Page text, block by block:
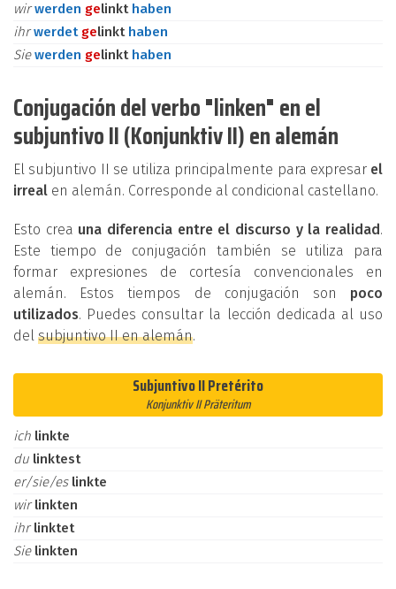
wirwerden gelinkt haben
ihrwerdet gelinkt haben
Siewerden gelinkt haben
Conjugación del verbo "linken" en el
subjuntivo II (Konjunktiv II) en alemán
El subjuntivo II se utiliza principalmente para expresar el
irreal en alemán. Corresponde al condicional castellano.
Esto crea una diferencia entre el discurso y la realidad.
Este tiempo de conjugación también se utiliza para
formar expresiones de cortesía convencionales en
alemán. Estos tiempos de conjugación son poco
utilizados. Puedes consultar la lección dedicada al uso
del subjuntivo II en alemán.
Subjuntivo II Pretérito
Konjunktiv II Präteritum
ich linkte
du linktest
er/sie/es linkte
wirlinkten
ihrlinktet
Sie linkten